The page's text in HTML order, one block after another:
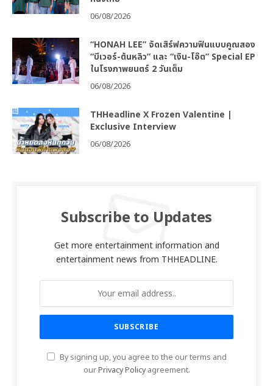
06/08/2026
“HONAH LEE” จัดเสิร์ฟความฟินแบบคูณสอง
“บีเวอร์-ต้นหลิว” และ “เงิน-โอ๊ต” Special EP
ในโรงภาพยนตร์ 2 วันเต็ม
06/08/2026
THHeadline X Frozen Valentine |
Exclusive Interview
06/08/2026
Subscribe to Updates
Get more entertainment information and
entertainment news from THHEADLINE.
By signing up, you agree to the our terms and
ourPrivacy Policyagreement.